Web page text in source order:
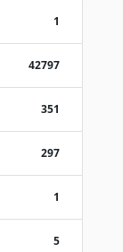
1
42797
351
297
1
5